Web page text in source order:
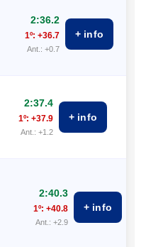
2:36.2
1º: +36.7
Ant.: +0.7
+ info
2:37.4
1º: +37.9
Ant.: +1.2
+ info
2:40.3
1º: +40.8
Ant.: +2.9
+ info